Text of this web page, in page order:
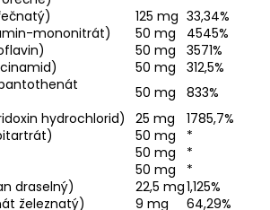
125 mg 33,34%
mononitrát)
50 mg
4545%
50 mg
3571%
50 mg
312,5%
50 mg
833%
hydrochlorid)
25 mg
1785,7%
50 mg
*
50 mg
*
50 mg
*
draselný)
22,5 mg1,125%
železnatý)
9 mg 64,29%